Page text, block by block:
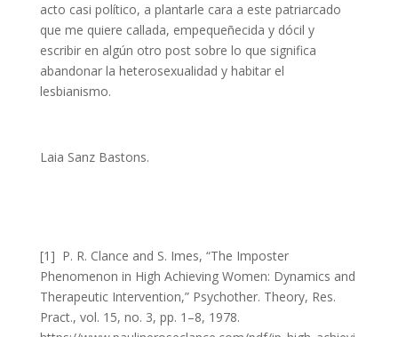
acto casi político, a plantarle cara a este patriarcado
que me quiere callada, empequeñecida y dócil y
escribir en algún otro post sobre lo que significa
abandonar la heterosexualidad y habitar el
lesbianismo.
Laia Sanz Bastons.
[1] P. R. Clance and S. Imes, “The Imposter
Phenomenon in High Achieving Women: Dynamics and
Therapeutic Intervention,” Psychother. Theory, Res.
Pract., vol. 15, no. 3, pp. 1–8, 1978.